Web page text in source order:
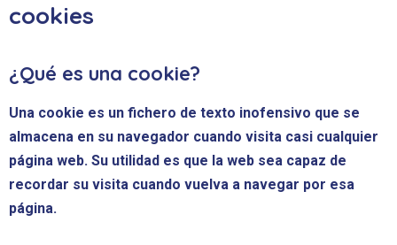
cookies
¿Qué es una cookie?
Una cookie es un fichero de texto inofensivo que se
almacena en su navegador cuando visita casi cualquier
página web. Su utilidad es que la web sea capaz de
recordar su visita cuando vuelva a navegar por esa
página.